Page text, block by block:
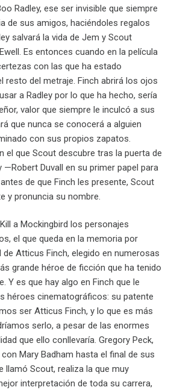
Radley, ese ser invisible que siempre
de sus amigos, haciéndoles regalos
salvará la vida de Jem y Scout
Es entonces cuando en la película
con las que ha estado
resto del metraje. Finch abrirá los ojos
a Radley por lo que ha hecho, sería
valor que siempre le inculcó a sus
que nunca se conocerá a alguien
con sus propios zapatos.
el que Scout descubre tras la puerta de
—Robert Duvall en su primer papel para
de que Finch les presente, Scout
y pronuncia su nombre.
a Mockingbird los personajes
el que queda en la memoria por
Atticus Finch, elegido en numerosas
grande héroe de ficción que ha tenido
Y es que hay algo en Finch que le
héroes cinematográficos: su patente
ser Atticus Finch, y lo que es más
serlo, a pesar de las enormes
que ello conllevaría. Gregory Peck,
Mary Badham hasta el final de sus
llamó Scout, realiza la que muy
interpretación de toda su carrera,